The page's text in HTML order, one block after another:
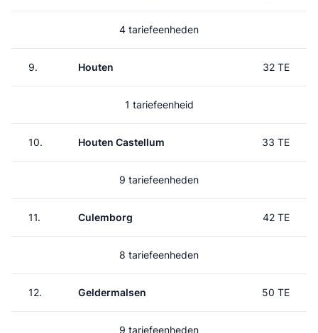
4 tariefeenheden
9. Houten 32 TE
1 tariefeenheid
10. Houten Castellum 33 TE
9 tariefeenheden
11. Culemborg 42 TE
8 tariefeenheden
12. Geldermalsen 50 TE
9 tariefeenheden